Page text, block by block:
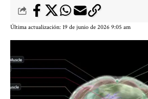
Última actualización: 19 de junio de 2026 9:05 am